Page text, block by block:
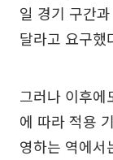
일 경기 구간
달라고 요구했
그러나 이후에
에 따라 적용
영하는 역에서